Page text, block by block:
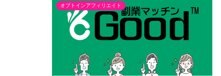
オプトインアフィリエイト